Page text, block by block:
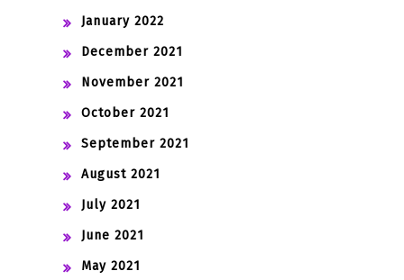
January 2022
December 2021
November 2021
October 2021
September 2021
August 2021
July 2021
June 2021
May 2021